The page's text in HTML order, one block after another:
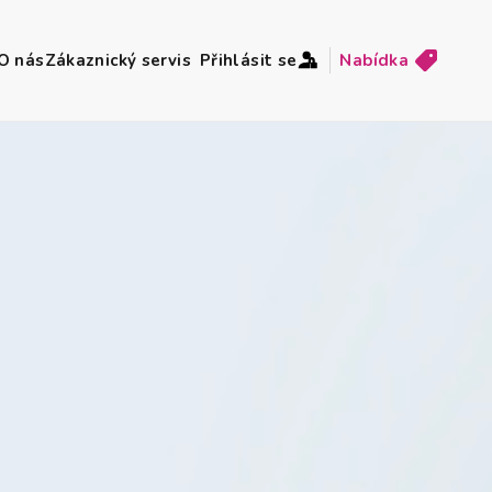
násZákaznický servis Přihlásit se Nabídka